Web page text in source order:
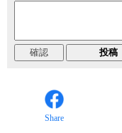
Share